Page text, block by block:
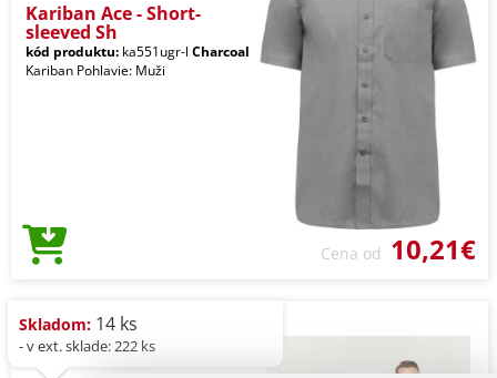
Kariban Ace - Short-
sleeved Sh
kód produktu: ka551ugr-l Charcoal
Kariban Pohlavie: Muži
Cena od 10,21€
Skladom: 14 ks
- v ext. sklade: 222 ks